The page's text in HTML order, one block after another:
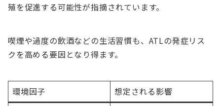
殖を促進する可能性が指摘されています。
喫煙や過度の飲酒などの生活習慣も、ATLの発症リス
クを高める要因となり得ます。
環境因子
想定される影響